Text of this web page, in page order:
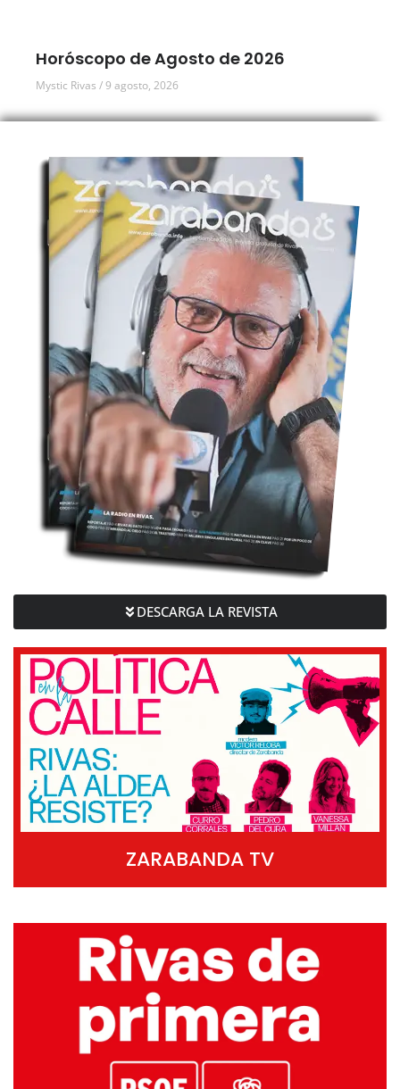
Horóscopo de Agosto de 2026
Mystic Rivas 9 agosto, 2026
DESCARGA LA REVISTA
ZARABANDA TV